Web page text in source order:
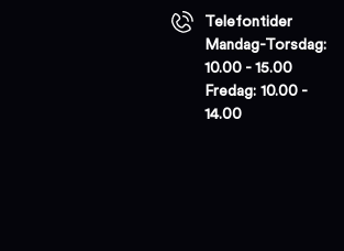
Telefontider
Mandag-Torsdag:
10.00 - 15.00
Fredag: 10.00 -
14.00